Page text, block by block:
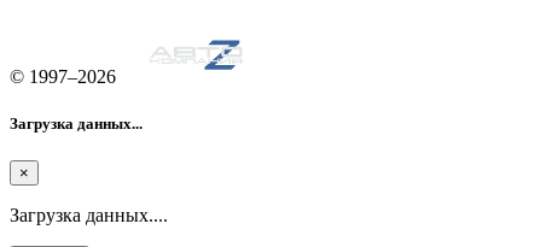
© 1997–2026
Загрузка данных...
×
Загрузка данных....